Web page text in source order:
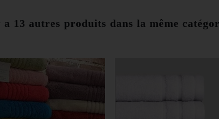
13 autres produits dans la même